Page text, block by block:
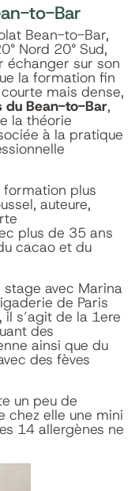
to-Bar
Bean-to-Bar,
Nord 20° Sud,
échanger sur son
la formation fin
mais dense,
du Bean-to-Bar,
la théorie
à la pratique
formation plus
auteure,
plus de 35 ans
cacao et du
avec Marina
de Paris
s’agit de la 1ere
des
ainsi que du
des fèves
un peu de
chez elle une mini
14 allergènes ne